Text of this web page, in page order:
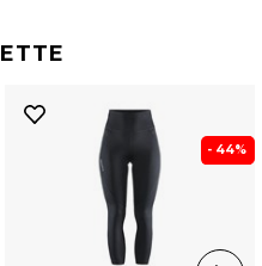
- 44%